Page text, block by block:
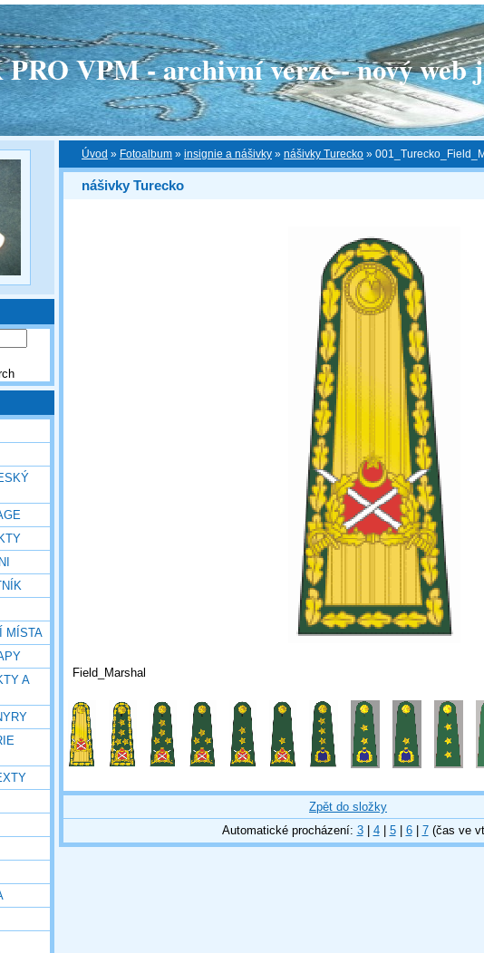
VPM - archivní verze - nový web
MÍSTA
A
Úvod » Fotoalbum » insignie a nášivky » nášivky Turecko »
nášivky Turecko
Field_Marshal
Zpět do složky
Automatické procházení: 3| 4| 5| 6| 7(čas ve